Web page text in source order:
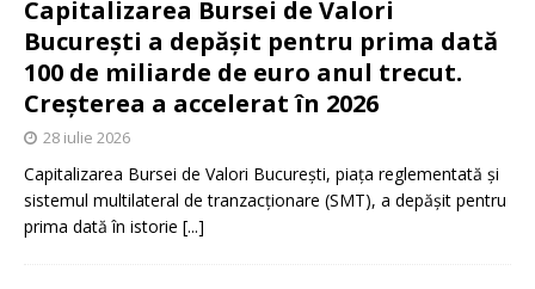
Capitalizarea Bursei de Valori
București a depășit pentru prima dată
100 de miliarde de euro anul trecut.
Creșterea a accelerat în 2026
28 iulie 2026
Capitalizarea Bursei de Valori București, piața reglementată și
sistemul multilateral de tranzacționare (SMT), a depășit pentru
prima dată în istorie [...]